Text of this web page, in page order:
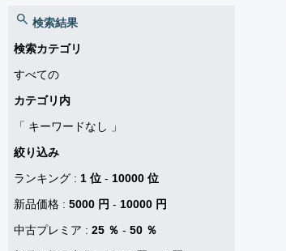
検索結果
検索カテゴリ
すべての
カテゴリ内
「 キーワードなし
」
絞り込み
ランキング : 1 位 - 10000 位
新品価格 : 5000 円 - 10000 円
中古プレミア : 25 ％ - 50 ％